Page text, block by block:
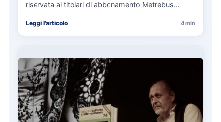
riservata ai titolari di abbonamento Metrebus
Leggi l'articolo 4 min